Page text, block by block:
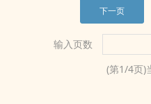
下一页
输入页数
(第1/4页)